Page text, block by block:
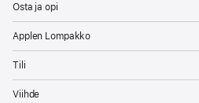
Osta ja opi
Applen Lompakko
Tili
Viihde